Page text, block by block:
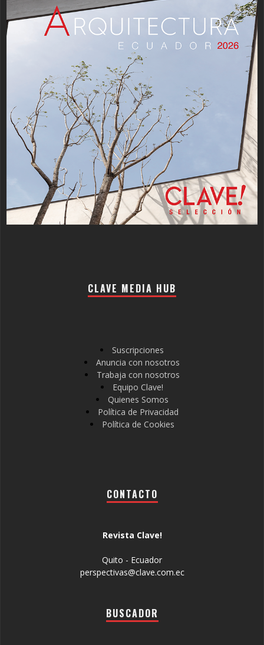
CLAVE MEDIA HUB
Suscripciones
Anuncia con nosotros
Trabaja con nosotros
Equipo Clave!
Quienes Somos
Política de Privacidad
Política de Cookies
CONTACTO
Revista Clave!
Quito - Ecuador
perspectivas@clave.com.ec
BUSCADOR